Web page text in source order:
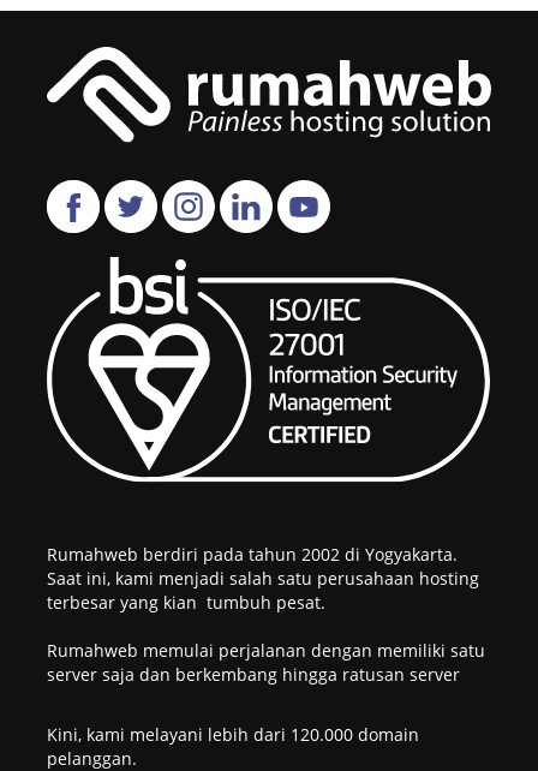
Rumahweb berdiri pada tahun 2002 di Yogyakarta.
Saat ini, kami menjadi salah satu perusahaan hosting
terbesar yang kian tumbuh pesat.
Rumahweb memulai perjalanan dengan memiliki satu
server saja dan berkembang hingga ratusan server
Kini, kami melayani lebih dari 120.000 domain
pelanggan.